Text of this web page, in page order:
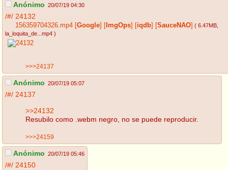
Anónimo 20/07/19 04:30
/#/ 24132
156359704326.mp4 Google ImgOps iqdb SauceNAO ( 6.47MB
la_loquita_de...mp4 )
>>>24137
Anónimo 20/07/19 05:07
/#/ 24137
>>24132
Resubilo como .webm negro, no se puede reproducir.
>>>24159
Anónimo 20/07/19 05:46
/#/ 24150